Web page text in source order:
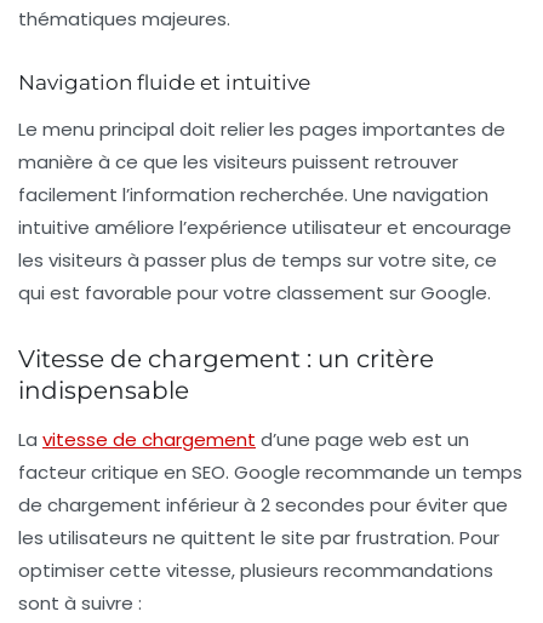
thématiques majeures.
Navigation fluide et intuitive
Le menu principal doit relier les pages importantes de
manière à ce que les visiteurs puissent retrouver
facilement l’information recherchée. Une navigation
intuitive améliore l’expérience utilisateur et encourage
les visiteurs à passer plus de temps sur votre site, ce
qui est favorable pour votre classement sur Google.
Vitesse de chargement : un critère
indispensable
La vitesse de chargement d’une page web est un
facteur critique en SEO. Google recommande un temps
de chargement inférieur à 2 secondes pour éviter que
les utilisateurs ne quittent le site par frustration. Pour
optimiser cette vitesse, plusieurs recommandations
sont à suivre :